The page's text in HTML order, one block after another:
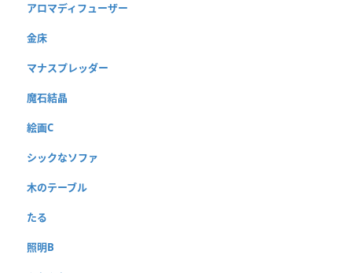
アロマディフューザー
金床
マナスプレッダー
魔石結晶
絵画C
シックなソファ
木のテーブル
たる
照明B